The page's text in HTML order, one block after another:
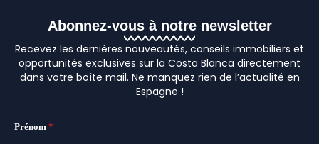
Abonnez-vous à notre newsletter
Recevez les dernières nouveautés, conseils immobiliers et
opportunités exclusives sur la Costa Blanca directement
dans votre boîte mail. Ne manquez rien de l’actualité en
Espagne !
Prénom *